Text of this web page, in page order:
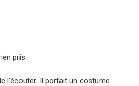
pris.
l’écouter. Il portait un costume